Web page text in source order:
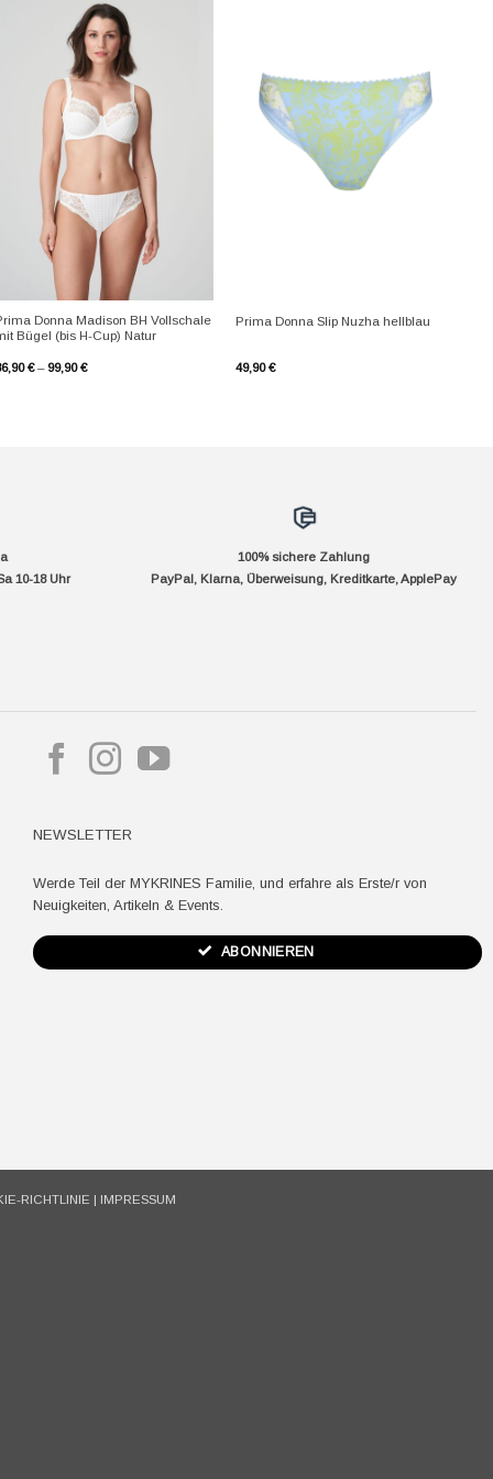
Donna Madison BH Vollschale
Bügel (bis H-Cup) Natur
€– 99,90€
Prima Donna Slip Nuzha hellblau
49,90€
10-18 Uhr
100% sichere Zahlung
PayPal, Klarna, Überweisung, Kreditkarte, ApplePay
NEWSLETTER
Werde Teil der MYKRINES Familie, und erfahre als Erste/r von
Neuigkeiten, Artikeln & Events.
ABONNIEREN
RICHTLINIE | IMPRESSUM